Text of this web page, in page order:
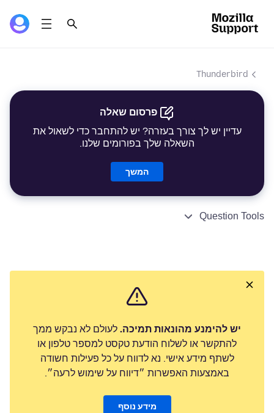
Thunderbird
פרסום שאלה
עדיין יש לך צורך בעזרה? יש להתחבר כדי לשאול את
השאלה שלך בפורומים שלנו.
המשך
Question Tools
יש להימנע מהונאות תמיכה. לעולם לא נבקש ממך
להתקשר או לשלוח הודעת טקסט למספר טלפון או
לשתף מידע אישי. נא לדווח על כל פעילות חשודה
באמצעות האפשרות ״דיווח על שימוש לרעה״.
מידע נוסף